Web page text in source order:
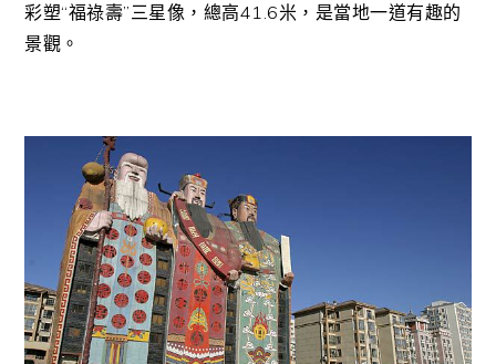
彩塑“福祿壽”三星像，總高41.6米，是當地一道有趣的
景觀。